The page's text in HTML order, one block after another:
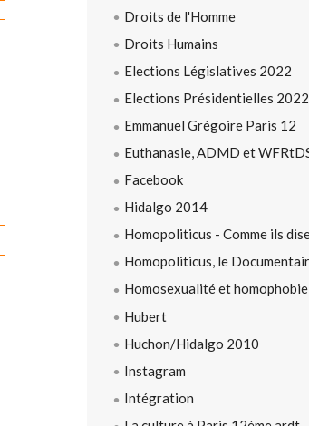
Droits de l'Homme
Droits Humains
Elections Législatives 2022
Elections Présidentielles 2022
Emmanuel Grégoire Paris 12
Euthanasie, ADMD et
Facebook
Hidalgo 2014
Homopoliticus - Comme ils
Homopoliticus, le
Homosexualité et homophobie
Hubert
Huchon/Hidalgo 2010
Instagram
Intégration